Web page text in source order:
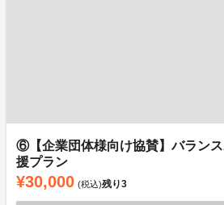
⑥【企業団体様向け協賛】バラン
援プラン
¥30,000 (税込)残り3